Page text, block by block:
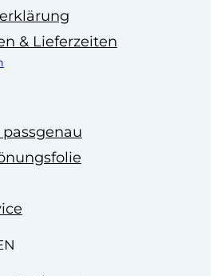
& Lieferzeiten